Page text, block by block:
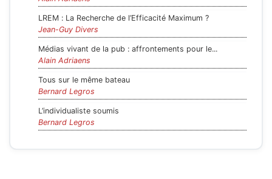
LREM : La Recherche de l’Efficacité Maximum ?
Jean-Guy Divers
Médias vivant de la pub : affrontements pour le...
Alain Adriaens
Tous sur le même bateau
Bernard Legros
L’individualiste soumis
Bernard Legros